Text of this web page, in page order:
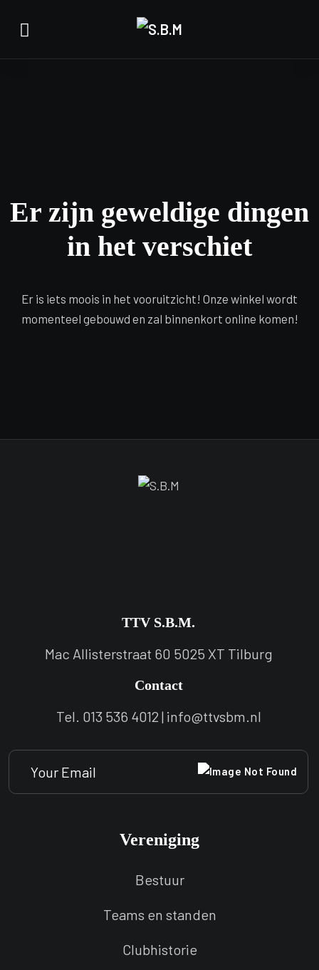
Er zijn geweldige dingen
in het verschiet
Er is iets moois in het vooruitzicht! Onze winkel wordt
momenteel gebouwd en zal binnenkort online komen!
TTV S.B.M.
Mac Allisterstraat 60 5025 XT Tilburg
Contact
Tel. 013 536 4012 | info@ttvsbm.nl
Vereniging
Bestuur
Teams en standen
Clubhistorie